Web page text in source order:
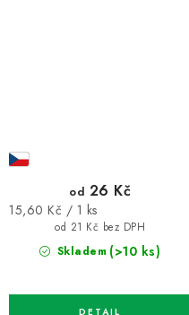
Skladem (>10 ks)
od 21 Kč bez DPH
od 26 Kč
Měrná
15,60 Kč / 1 ks